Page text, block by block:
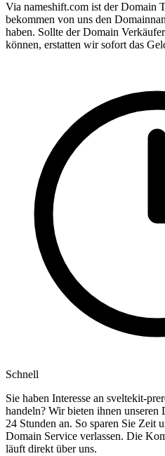
Via nameshift.com ist der Domain
bekommen von uns den
haben. Sollte der Domain
können, erstatten wir sofort das
Schnell
Sie haben Interesse an sveltekit-
handeln? Wir bieten ihnen
24 Stunden an. So sparen Sie Zeit
Domain Service verlassen. Die
läuft direkt über uns.